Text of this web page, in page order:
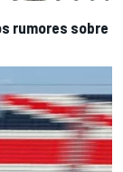
rumores sobre